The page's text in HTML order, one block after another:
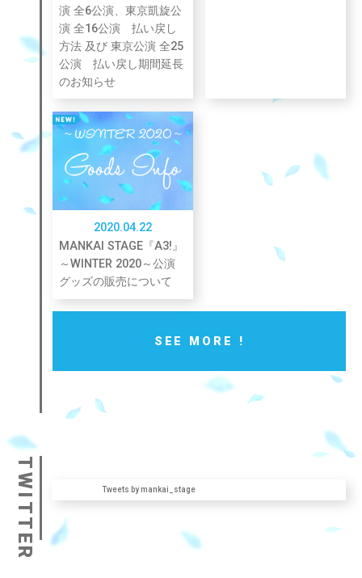
演 全6公演、東京凱旋公
演 全16公演 払い戻し
方法 及び 東京公演 全25
公演 払い戻し期間延長
のお知らせ
2020.04.22
MANKAI STAGE『A3!』
～WINTER 2020～公演
グッズの販売について
SEE MORE !
TWITTER Tweets by mankai_stage